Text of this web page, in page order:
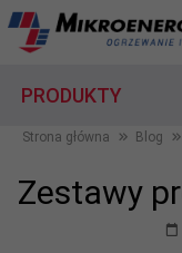
PRODUKTY
Strona główna Blog
Zestawy